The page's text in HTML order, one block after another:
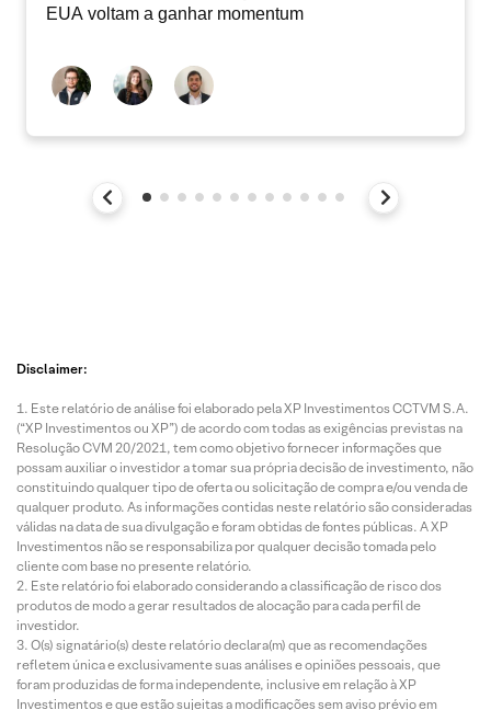
EUA voltam a ganhar momentum
Disclaimer:
Este relatório de análise foi elaborado pela XP Investimentos CCTVM S.A.
(“XP Investimentos ou XP”) de acordo com todas as exigências previstas na
Resolução CVM 20/2021, tem como objetivo fornecer informações que
possam auxiliar o investidor a tomar sua própria decisão de investimento, não
constituindo qualquer tipo de oferta ou solicitação de compra e/ou venda de
qualquer produto. As informações contidas neste relatório são consideradas
válidas na data de sua divulgação e foram obtidas de fontes públicas. A XP
Investimentos não se responsabiliza por qualquer decisão tomada pelo
cliente com base no presente relatório.
Este relatório foi elaborado considerando a classificação de risco dos
produtos de modo a gerar resultados de alocação para cada perfil de
investidor.
O(s) signatário(s) deste relatório declara(m) que as recomendações
refletem única e exclusivamente suas análises e opiniões pessoais, que
foram produzidas de forma independente, inclusive em relação à XP
Investimentos e que estão sujeitas a modificações sem aviso prévio em